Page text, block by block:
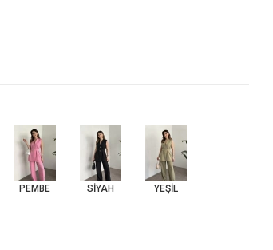
PEMBE SİYAH YEŞİL